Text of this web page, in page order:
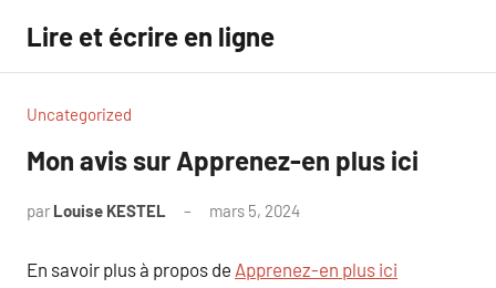
contenu
Lire et écrire en ligne
Uncategorized
Mon avis sur Apprenez-en plus ici
par Louise KESTEL mars 5, 2024
En savoir plus à propos de Apprenez-en plus ici